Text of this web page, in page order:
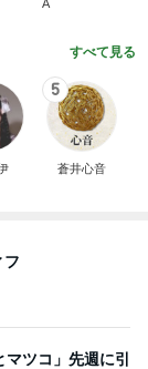
A
すべて見る
5
蒼井心音
フ
ツコ」先週に引